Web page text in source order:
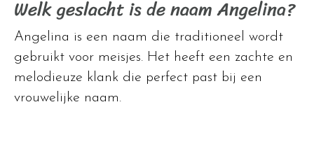
Welk geslacht is de naam Angelina?
Angelina is een naam die traditioneel wordt
gebruikt voor meisjes. Het heeft een zachte en
melodieuze klank die perfect past bij een
vrouwelijke naam.